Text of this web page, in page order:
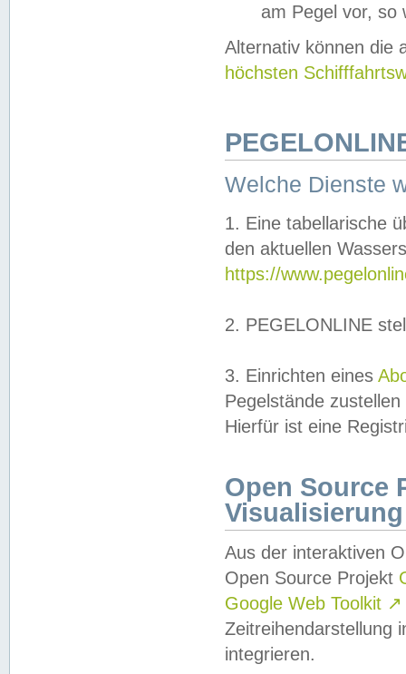
am Pegel vor,
Alternativ können die
höchsten
Welche Dienste
1. Eine tabellarische
den aktuellen
https://
2. PEGELONLINE
3. Einrichten eines
Pegelstände
Hierfür ist eine
Open Source
Visualisierung
Aus der interaktiven
Open Source Projekt
Google Web Toolkit ↗
Zeitreihendarstellung
integrieren.